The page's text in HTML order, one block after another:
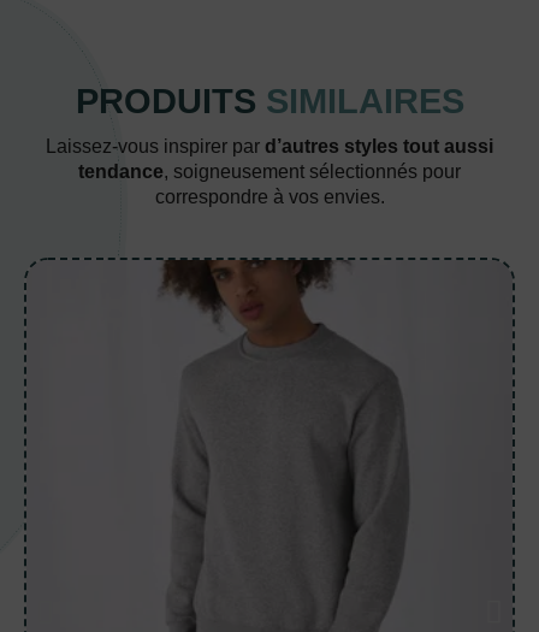
PRODUITS SIMILAIRES
Laissez-vous inspirer par d’autres styles tout aussi
tendance, soigneusement sélectionnés pour
correspondre à vos envies.